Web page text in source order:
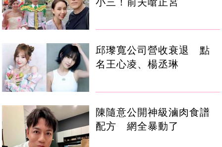
邱瓈寬公司營收衰退 點
名王心凌、楊丞琳
陳隨意公開神級滷肉食譜
配方 網全暴動了